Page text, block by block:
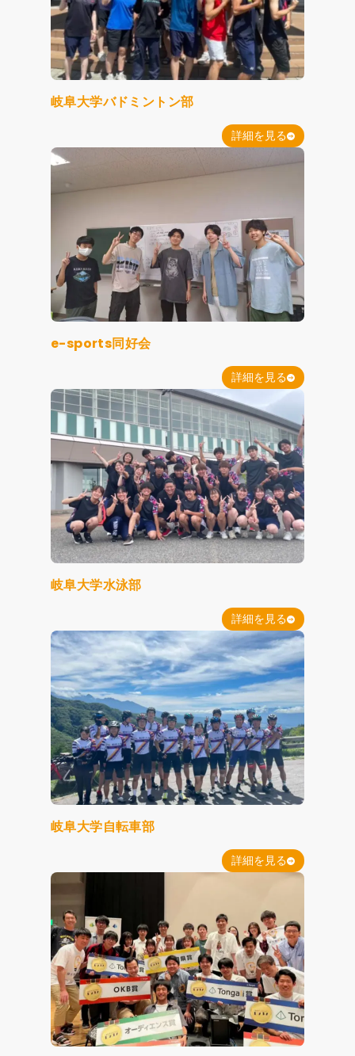
岐阜大学バドミントン部
詳細を見る
e-sports同好会
詳細を見る
岐阜大学水泳部
詳細を見る
岐阜大学自転車部
詳細を見る